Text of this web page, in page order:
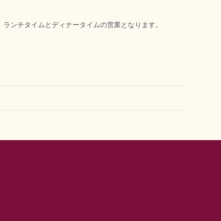
ンチタイムとディナータイムの営業となります。